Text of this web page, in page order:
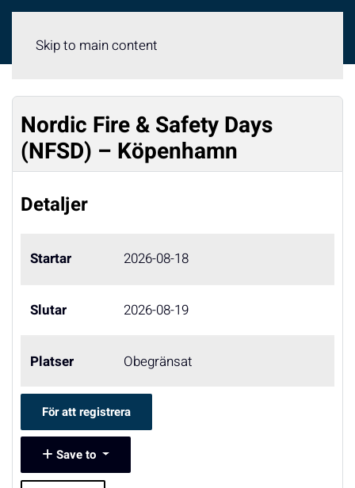
Skip to main content
Nordic Fire & Safety Days
(NFSD) – Köpenhamn
Detaljer
Startar 2026-08-18
Slutar 2026-08-19
Platser Obegränsat
För att registrera
Save to